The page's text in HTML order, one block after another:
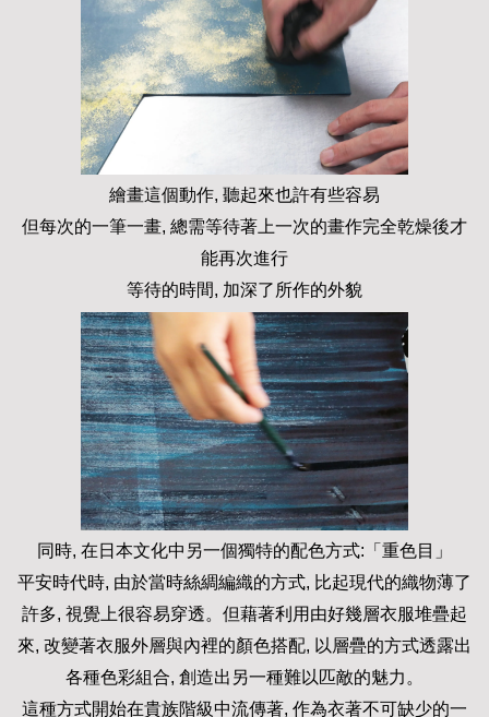
繪畫這個動作, 聽起來也許有些容易
但每次的一筆一畫, 總需等待著上一次的畫作完全乾燥後才
能再次進行
等待的時間, 加深了所作的外貌
同時, 在日本文化中另一個獨特的配色方式:「重色目」
平安時代時, 由於當時絲綢編織的方式, 比起現代的織物薄了
許多, 視覺上很容易穿透。但藉著利用由好幾層衣服堆疊起
來, 改變著衣服外層與內裡的顏色搭配, 以層疊的方式透露出
各種色彩組合, 創造出另一種難以匹敵的魅力。
這種方式開始在貴族階級中流傳著, 作為衣著不可缺少的一